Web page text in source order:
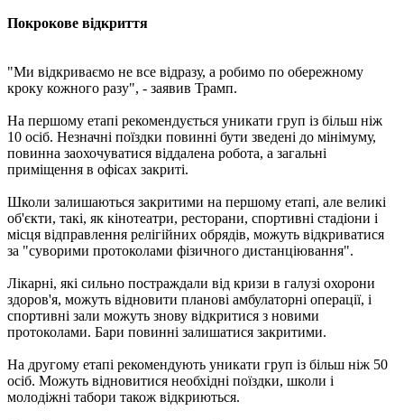
Покрокове відкриття
"Ми відкриваємо не все відразу, а робимо по обережному
кроку кожного разу", - заявив Трамп.
На першому етапі рекомендується уникати груп із більш ніж
10 осіб. Незначні поїздки повинні бути зведені до мінімуму,
повинна заохочуватися віддалена робота, а загальні
приміщення в офісах закриті.
Школи залишаються закритими на першому етапі, але великі
об'єкти, такі, як кінотеатри, ресторани, спортивні стадіони і
місця відправлення релігійних обрядів, можуть відкриватися
за "суворими протоколами фізичного дистанціювання".
Лікарні, які сильно постраждали від кризи в галузі охорони
здоров'я, можуть відновити планові амбулаторні операції, і
спортивні зали можуть знову відкритися з новими
протоколами. Бари повинні залишатися закритими.
На другому етапі рекомендують уникати груп із більш ніж 50
осіб. Можуть відновитися необхідні поїздки, школи і
молодіжні табори також відкриються.